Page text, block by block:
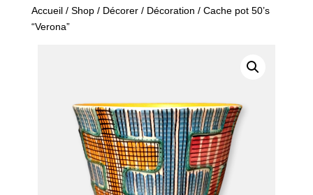
Accueil/ Shop/ Décorer/ Décoration / Cache pot 50’s
“Verona”